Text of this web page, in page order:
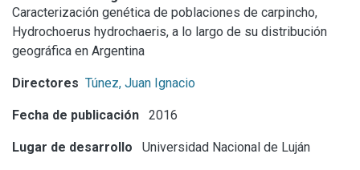
Caracterización genética de poblaciones de carpincho,
Hydrochoerus hydrochaeris, a lo largo de su distribución
geográfica en Argentina
Directores Túnez, Juan Ignacio
Fecha de publicación 2016
Lugar de desarrollo Universidad Nacional de Luján